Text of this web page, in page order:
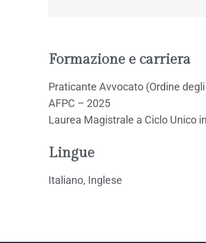
Formazione e carriera
Praticante Avvocato (Ordine
AFPC – 2025
Laurea Magistrale a Ciclo Unico
Lingue
Italiano, Inglese